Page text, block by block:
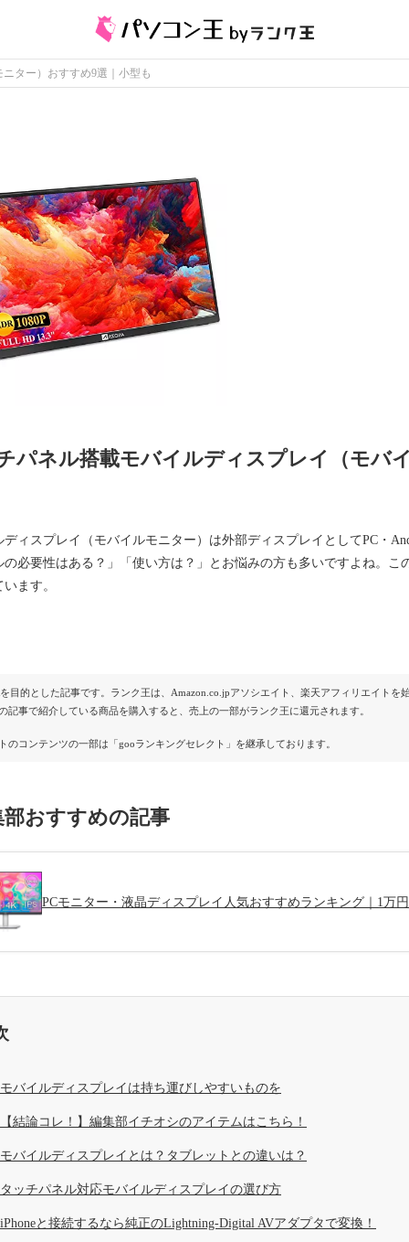
ター）おすすめ9選｜小型も
パネル搭載モバイルディスプレイ（モバ
ディスプレイ（モバイルモニター）は外部ディスプレイとしてPC・
の必要性はある？」「使い方は？」とお悩みの方も多いですよね。
ます。
目的とした記事です。ランク王は、Amazon.co.jpアソシエイト、楽天アフィリエイト
記事で紹介している商品を購入すると、売上の一部がランク王に還元されます。
のコンテンツの一部は「gooランキングセレクト」を継承しております。
部おすすめの記事
PCモニター・液晶ディスプレイ人気おすすめランキング｜1万
モバイルディスプレイは持ち運びしやすいものを
【結論コレ！】編集部イチオシのアイテムはこちら！
モバイルディスプレイとは？タブレットとの違いは？
タッチパネル対応モバイルディスプレイの選び方
iPhoneと接続するなら純正のLightning-Digital AVアダプタで変換！